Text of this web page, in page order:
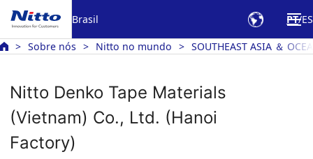
Brasil PT ES
Sobre nós Nitto no mundo SOUTHEAST ASIA ＆
Nitto Denko Tape Materials
(Vietnam) Co., Ltd. (Hanoi
Factory)